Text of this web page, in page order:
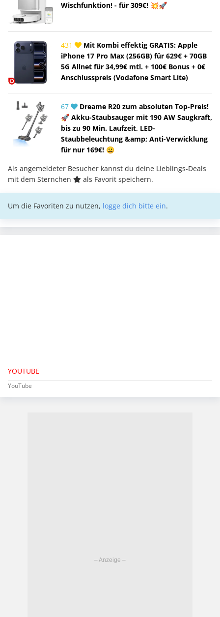
Wischfunktion! - für 309€! 💥🚀
431
Mit Kombi effektig GRATIS: Apple
iPhone 17 Pro Max (256GB) für 629€ + 70GB
5G Allnet für 34,99€ mtl. + 100€ Bonus + 0€
Anschlusspreis (Vodafone Smart Lite)
67
Dreame R20 zum absoluten Top-Preis!
🚀 Akku-Staubsauger mit 190 AW Saugkraft,
bis zu 90 Min. Laufzeit, LED-
Staubbeleuchtung &amp; Anti-Verwicklung
für nur 169€! 😀
Als angemeldeter Besucher kannst du deine Lieblings-Deals
mit dem Sternchen
als Favorit speichern.
Um die Favoriten zu nutzen, logge dich bitte ein.
YOUTUBE
YouTube